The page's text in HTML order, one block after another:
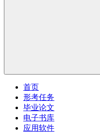
首页
形考任务
毕业论文
电子书库
应用软件